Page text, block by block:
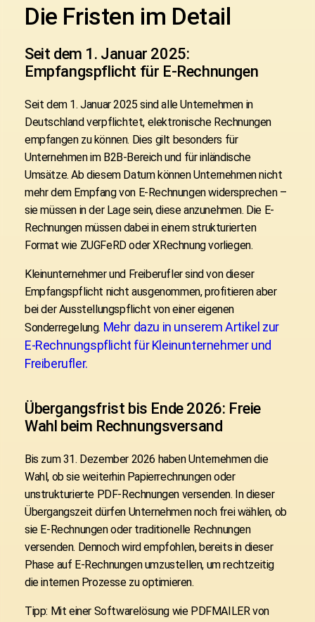
Die Fristen im Detail
Seit dem 1. Januar 2025:
Empfangspflicht für E-Rechnungen
Seit dem 1. Januar 2025 sind alle Unternehmen in
Deutschland verpflichtet, elektronische Rechnungen
empfangen zu können. Dies gilt besonders für
Unternehmen im B2B-Bereich und für inländische
Umsätze. Ab diesem Datum können Unternehmen nicht
mehr dem Empfang von E-Rechnungen widersprechen –
sie müssen in der Lage sein, diese anzunehmen. Die E-
Rechnungen müssen dabei in einem strukturierten
Format wie ZUGFeRD oder XRechnung vorliegen.
Kleinunternehmer und Freiberufler sind von dieser
Empfangspflicht nicht ausgenommen, profitieren aber
bei der Ausstellungspflicht von einer eigenen
Sonderregelung. Mehr dazu in unserem Artikel zur
E-Rechnungspflicht für Kleinunternehmer und
Freiberufler.
Übergangsfrist bis Ende 2026: Freie
Wahl beim Rechnungsversand
Bis zum31. Dezember 2026 haben Unternehmen die
Wahl, ob sie weiterhin Papierrechnungen oder
unstrukturierte PDF-Rechnungen versenden. In dieser
Übergangszeit dürfen Unternehmen noch frei wählen, ob
sie E-Rechnungen oder traditionelle Rechnungen
versenden. Dennoch wird empfohlen, bereits in dieser
Phase auf E-Rechnungen umzustellen, um rechtzeitig
die internen Prozesse zu optimieren.
Tipp: Mit einer Softwarelösung wie PDFMAILER von